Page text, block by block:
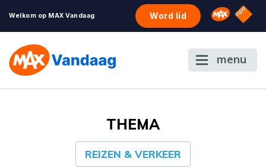
Welkom op MAX Vandaag Word lid Omroep
NPO
menu
THEMA
REIZEN & VERKEER